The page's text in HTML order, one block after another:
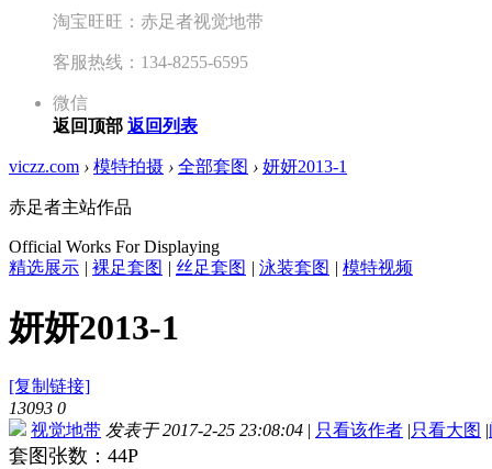
淘宝旺旺：赤足者视觉地带
客服热线：134-8255-6595
微信
返回顶部 返回列表
viczz.com › 模特拍摄 › 全部套图 › 妍妍2013-1
赤足者主站作品
Official Works For Displaying
精选展示 | 裸足套图 | 丝足套图 | 泳装套图 | 模特视频
妍妍2013-1
[复制链接]
13093 0
视觉地带 发表于 2017-2-25 23:08:04 | 只看该作者 |只看大图 |
套图张数：44P